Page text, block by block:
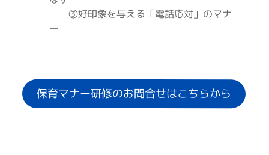
③好印象を与える「電話応対」のマナ
ー
保育マナー研修のお問合せはこちらから